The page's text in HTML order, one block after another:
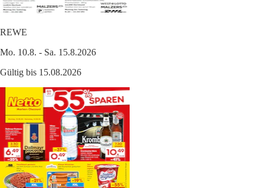
REWE
Mo. 10.8. - Sa. 15.8.2026
Gültig bis 15.08.2026